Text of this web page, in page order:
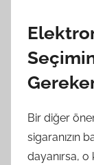
Bir diğer
sigaranızın
dayanırsa,